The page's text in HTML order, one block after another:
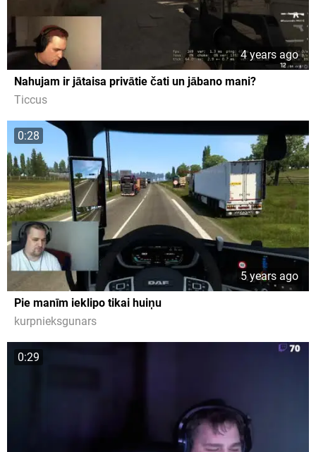
4 years ago
Nahujam ir jātaisa privātie čati un jābano mani?
Ticcus
0:28
5 years ago
Pie manīm ieklipo tikai huiņu
kurpnieksgunars
0:29